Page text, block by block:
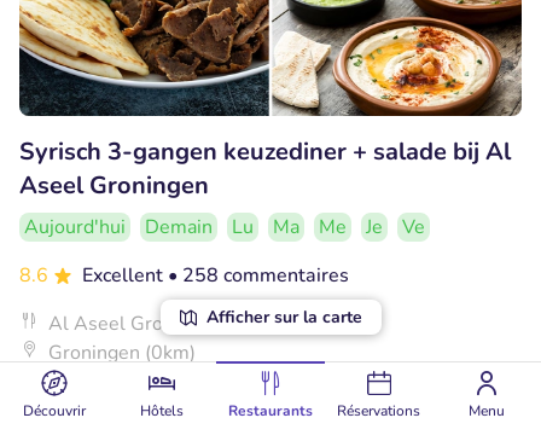
Découvrir Hôtels Restaurants Réservations Menu
Afficher sur la carte
Syrisch 3-gangen keuzediner + salade bij Al
Aseel Groningen
Aujourd'hui Demain Lu Ma Me Je
Ve
8.6
Excellent • 258 commentaires
Al Aseel Groningen
Groningen (0km)
Vendu : 68
€40,35 €18,95